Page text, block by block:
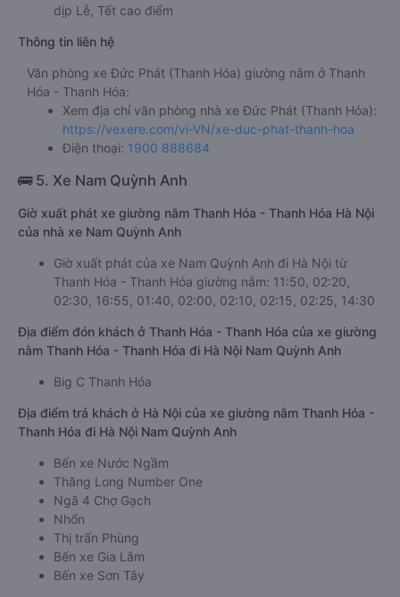
dịp Lễ, Tết cao điểm
Thông tin liên hệ
Văn phòng xe Đức Phát (Thanh Hóa) giường nằm ở Thanh
Hóa - Thanh Hóa:
Xem địa chỉ văn phòng nhà xe Đức Phát (Thanh Hóa):
https://vexere.com/vi-VN/xe-duc-phat-thanh-hoa
Điện thoại: 1900 888684
🚌 5. Xe Nam Quỳnh Anh
Giờ xuất phát xe giường nằm Thanh Hóa - Thanh Hóa Hà Nội
của nhà xe Nam Quỳnh Anh
Giờ xuất phát của xe Nam Quỳnh Anh đi Hà Nội từ
Thanh Hóa - Thanh Hóa giường nằm: 11:50, 02:20,
02:30, 16:55, 01:40, 02:00, 02:10, 02:15, 02:25, 14:30
Địa điểm đón khách ở Thanh Hóa - Thanh Hóa của xe giường
nằm Thanh Hóa - Thanh Hóa đi Hà Nội Nam Quỳnh Anh
Big C Thanh Hóa
Địa điểm trả khách ở Hà Nội của xe giường nằm Thanh Hóa -
Thanh Hóa đi Hà Nội Nam Quỳnh Anh
Bến xe Nước Ngầm
Thăng Long Number One
Ngã 4 Chợ Gạch
Nhổn
Thị trấn Phùng
Bến xe Gia Lâm
Bến xe Sơn Tây